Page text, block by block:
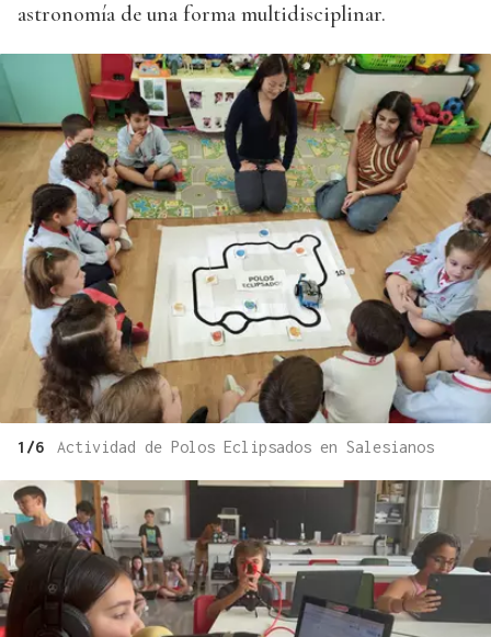
astronomía de una forma multidisciplinar.
1/6 Actividad de Polos Eclipsados en Salesianos